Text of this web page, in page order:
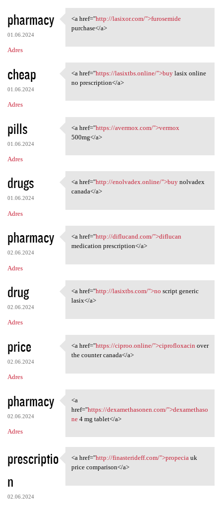
pharmacy
01.06.2024
Adres
<a href="http://lasixor.com/"
<a href="http://lasixor.com/">furosemide
purchase</a>
cheap
01.06.2024
Adres
<a href="https://lasixtbs
<a href="https://lasixtbs.online/">buylasix online
no prescription</a>
pills
01.06.2024
Adres
<a href="https://avermox.com/
<a href="https://avermox.com/">vermox
500mg</a>
drugs
01.06.2024
Adres
<a href="http://enolvadex
<a href="http://enolvadex.online/">buynolvadex
canada</a>
pharmacy
02.06.2024
Adres
<a href="http://diflucand.com
<a href="http://diflucand.com/">diflucan
medication prescription</a>
drug
02.06.2024
Adres
<a href="http://lasixtbs.com/
<a href="http://lasixtbs.com/">no script generic
lasix</a>
price
02.06.2024
Adres
<a href="https://ciproo
<a href="https://ciproo.online/">ciprofloxacin over
the counter canada</a>
pharmacy
02.06.2024
Adres
<a href="https:/
<a
href="https://dexamethasonen.com/">dexamethaso
ne4 mg tablet</a>
prescriptio
n
02.06.2024
<a href="http://finasterideff
<a href="http://finasterideff.com/">propeciauk
price comparison</a>